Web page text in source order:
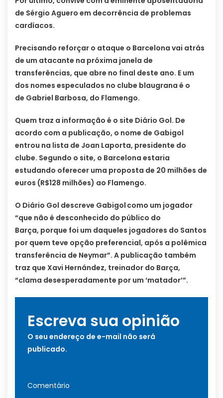
de Sérgio Aguero em decorrência de problemas
cardíacos.
Precisando reforçar o ataque o Barcelona vai atrás
de um atacante na próxima janela de
transferências, que abre no final deste ano. E um
dos nomes especulados no clube blaugrana é o
de Gabriel Barbosa, do Flamengo.
Quem traz a informação é o site Diário Gol. De
acordo com a publicação, o nome de Gabigol
entrou na lista de Joan Laporta, presidente do
clube. Segundo o site, o Barcelona estaria
estudando oferecer uma proposta de 20 milhões de
euros (R$128 milhões) ao Flamengo.
O Diário Gol descreve Gabigol como um jogador
“que não é desconhecido do público do
Barça, porque foi um daqueles jogadores do Santos
por quem teve opção preferencial, após a polêmica
transferência de Neymar”. A publicação também
traz que Xavi Hernández, treinador do Barça,
“clama desesperadamente por um ‘matador’”.
Escreva sua opinião
O seu endereço de e-mail não será
publicado.
Comentário